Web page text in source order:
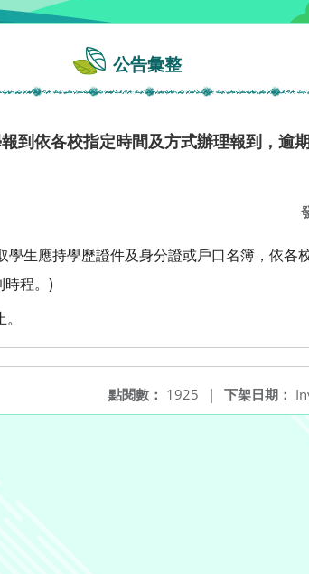
公告彙整
到依各校指定時間及方式辦理報到，逾
學生應持學歷證件及身分證或戶口名簿，依各
時程。)
下架日期：
點閱數： 1925 |